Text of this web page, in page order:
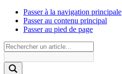
Passer à la navigation principale
Passer au contenu principal
Passer au pied de page